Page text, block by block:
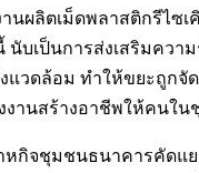
านผลิตเม็ดพลาสติกรีไ
นับเป็นการส่งเสริมคว
วดล้อม ทำให้ขยะถูกจั
านสร้างอาชีพให้คนใ
หกิจชุมชนธนาคารคัดแ